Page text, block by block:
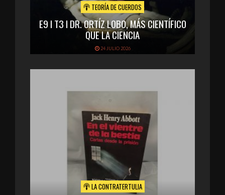
TEORÍA DE CUERDOS
E9 I T3 I DR. ORTÍZ LOBO, MÁS CIENTÍFICO
QUE LA CIENCIA
24 JULIO 2026
LA CONTRATERTULIA